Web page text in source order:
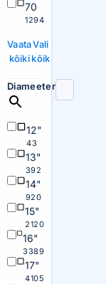
70
1294
Vaata
kõiki
Vali
kõik
Diameeter
12"
43
13"
392
14"
920
15"
2120
16"
3389
17"
4105